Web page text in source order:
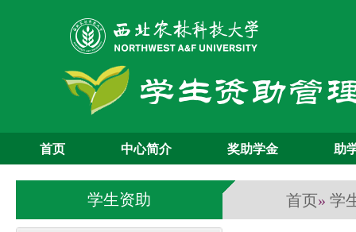
首页 中心简介 奖助学金 助
学生资助 首页» 学